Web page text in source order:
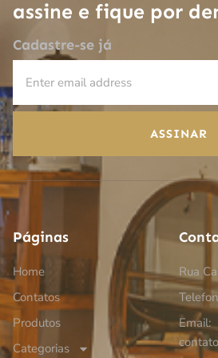
assine e fique por
Cadastre-se já
ASSINAR
Páginas
Home
Contatos
Produtos
Categorias
Rua
Email: